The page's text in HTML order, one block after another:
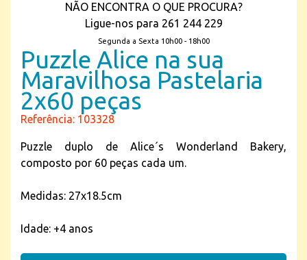
NÃO ENCONTRA O QUE PROCURA?
Ligue-nos para 261 244 229
Segunda a Sexta 10h00 - 18h00
Puzzle Alice na sua
Maravilhosa Pastelaria
2x60 peças
Referência: 103328
Puzzle duplo de Alice´s Wonderland Bakery,
composto por 60 peças cada um.
Medidas: 27x18.5cm
Idade: +4 anos